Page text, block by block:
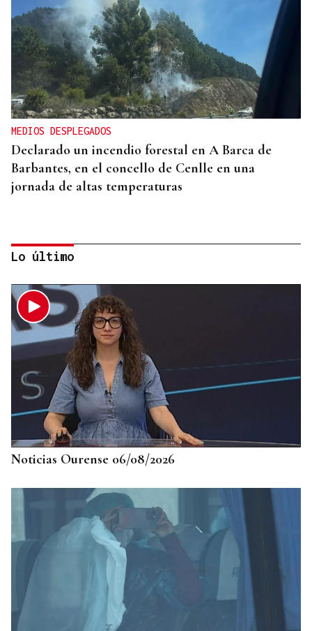
MEDIOS DESPLEGADOS
Declarado un incendio forestal en A Barca de
Barbantes, en el concello de Cenlle en una
jornada de altas temperaturas
20 ANIVERSARIO
Cenlle descorcha la Festa do Viño ensalzando sus
bodegas locales
Lo último
Noticias Ourense 06/08/2026